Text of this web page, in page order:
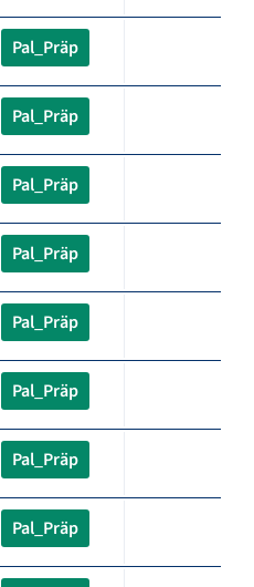
Pal_Präp
Pal_Präp
Pal_Präp
Pal_Präp
Pal_Präp
Pal_Präp
Pal_Präp
Pal_Präp